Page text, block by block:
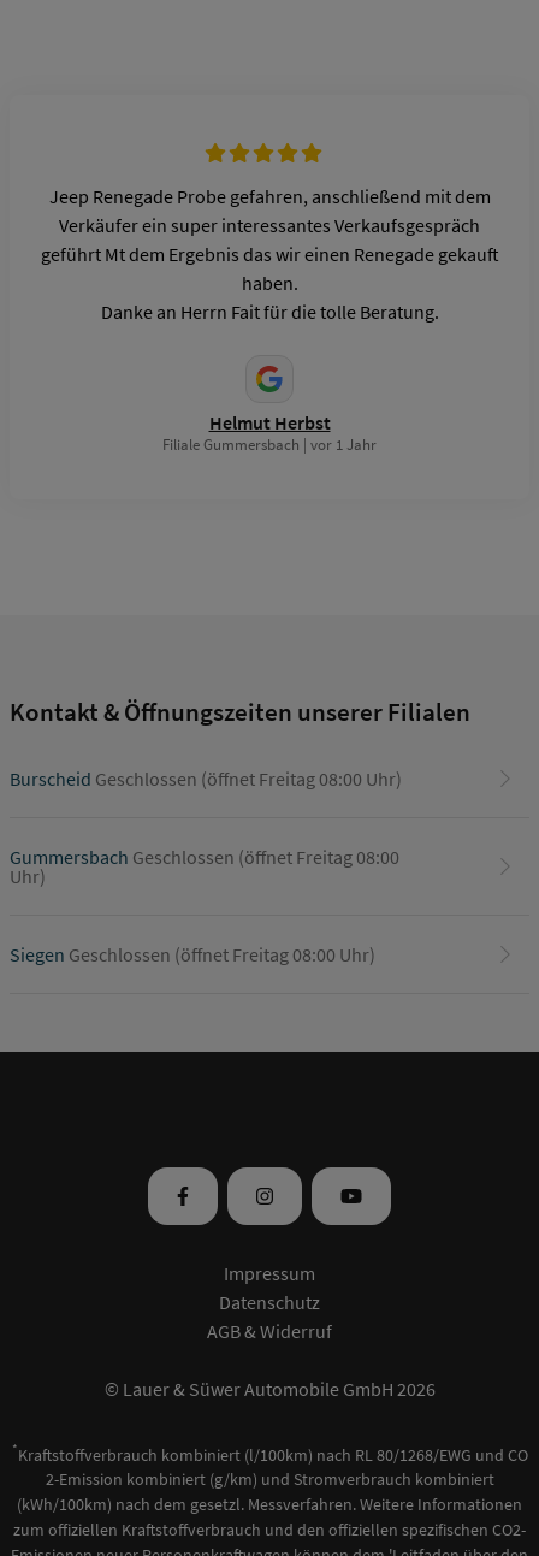
Jeep Renegade Probe gefahren, anschließend mit dem
Verkäufer ein super interessantes Verkaufsgespräch
geführt Mt dem Ergebnis das wir einen Renegade gekauft
haben.
Danke an Herrn Fait für die tolle Beratung.
Helmut Herbst
Filiale Gummersbach | vor 1 Jahr
Kontakt & Öffnungszeiten unserer Filialen
Burscheid Geschlossen (öffnet Freitag 08:00 Uhr)
Gummersbach Geschlossen (öffnet Freitag 08:00
Uhr)
Siegen Geschlossen (öffnet Freitag 08:00 Uhr)
Impressum
Datenschutz
AGB & Widerruf
© Lauer & Süwer Automobile GmbH 2026
*Kraftstoffverbrauch kombiniert (l/100km) nach RL 80/1268/EWG und CO
2-Emission kombiniert (g/km) und Stromverbrauch kombiniert
(kWh/100km) nach dem gesetzl. Messverfahren. Weitere Informationen
zum offiziellen Kraftstoffverbrauch und den offiziellen spezifischen CO2-